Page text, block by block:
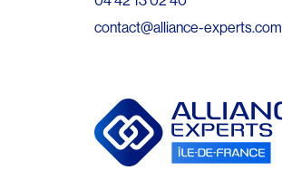
contact@alliance-experts.com